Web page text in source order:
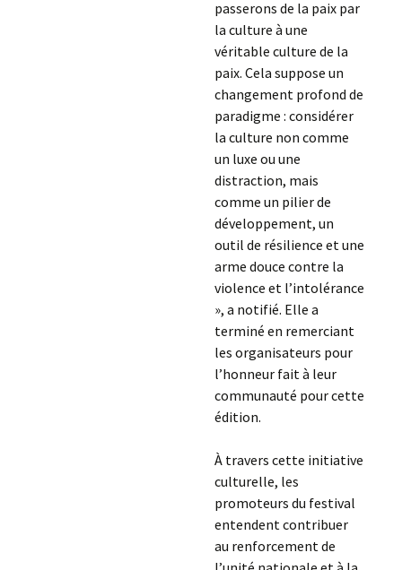
passerons de la paix par
la culture à une
véritable culture de la
paix. Cela suppose un
changement profond de
paradigme : considérer
la culture non comme
un luxe ou une
distraction, mais
comme un pilier de
développement, un
outil de résilience et une
arme douce contre la
violence et l’intolérance
», a notifié. Elle a
terminé en remerciant
les organisateurs pour
l’honneur fait à leur
communauté pour cette
édition.
À travers cette initiative
culturelle, les
promoteurs du festival
entendent contribuer
au renforcement de